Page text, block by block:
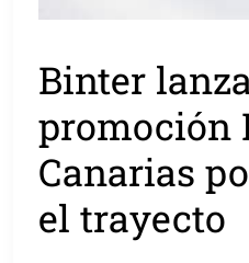
Binter
promoción
Canarias
el trayecto